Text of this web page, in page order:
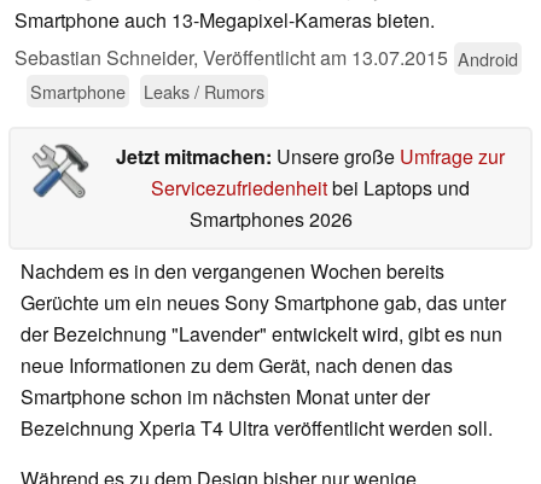
Smartphone auch 13-Megapixel-Kameras bieten.
Sebastian Schneider, Veröffentlicht am 13.07.2015 Android
Smartphone
Leaks / Rumors
Jetzt mitmachen: Unsere große Umfrage zur
Servicezufriedenheitbei Laptops und
Smartphones 2026
Nachdem es in den vergangenen Wochen bereits
Gerüchte um ein neues Sony Smartphone gab, das unter
der Bezeichnung "Lavender" entwickelt wird, gibt es nun
neue Informationen zu dem Gerät, nach denen das
Smartphone schon im nächsten Monat unter der
Bezeichnung Xperia T4 Ultra veröffentlicht werden soll.